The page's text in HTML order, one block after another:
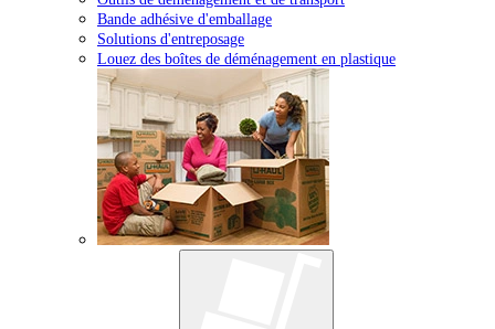
Bande adhésive d'emballage
Solutions d'entreposage
Louez des boîtes de déménagement en plastique